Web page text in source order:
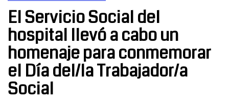
El Servicio Social del
hospital llevó a cabo un
homenaje para conmemorar
el Día del/la Trabajador/a
Social